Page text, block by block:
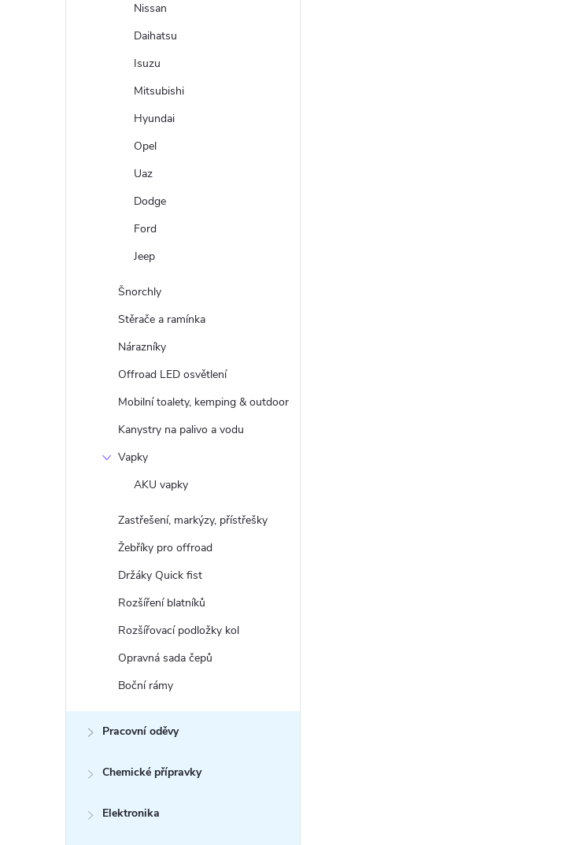
Nissan
Daihatsu
Isuzu
Mitsubishi
Hyundai
Opel
Uaz
Dodge
Ford
Jeep
Šnorchly
Stěrače a ramínka
Nárazníky
Offroad LED osvětlení
Mobilní toalety, kemping & outdoor
Kanystry na palivo a vodu
Vapky
AKU vapky
Zastřešení, markýzy, přístřešky
Žebříky pro offroad
Držáky Quick fist
Rozšíření blatníků
Rozšířovací podložky kol
Opravná sada čepů
Boční rámy
Pracovní oděvy
Chemické přípravky
Elektronika